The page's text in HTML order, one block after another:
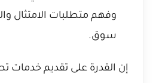
وفهم متطلبات الامتثال
سوق.
إن القدرة على تقديم خدمات